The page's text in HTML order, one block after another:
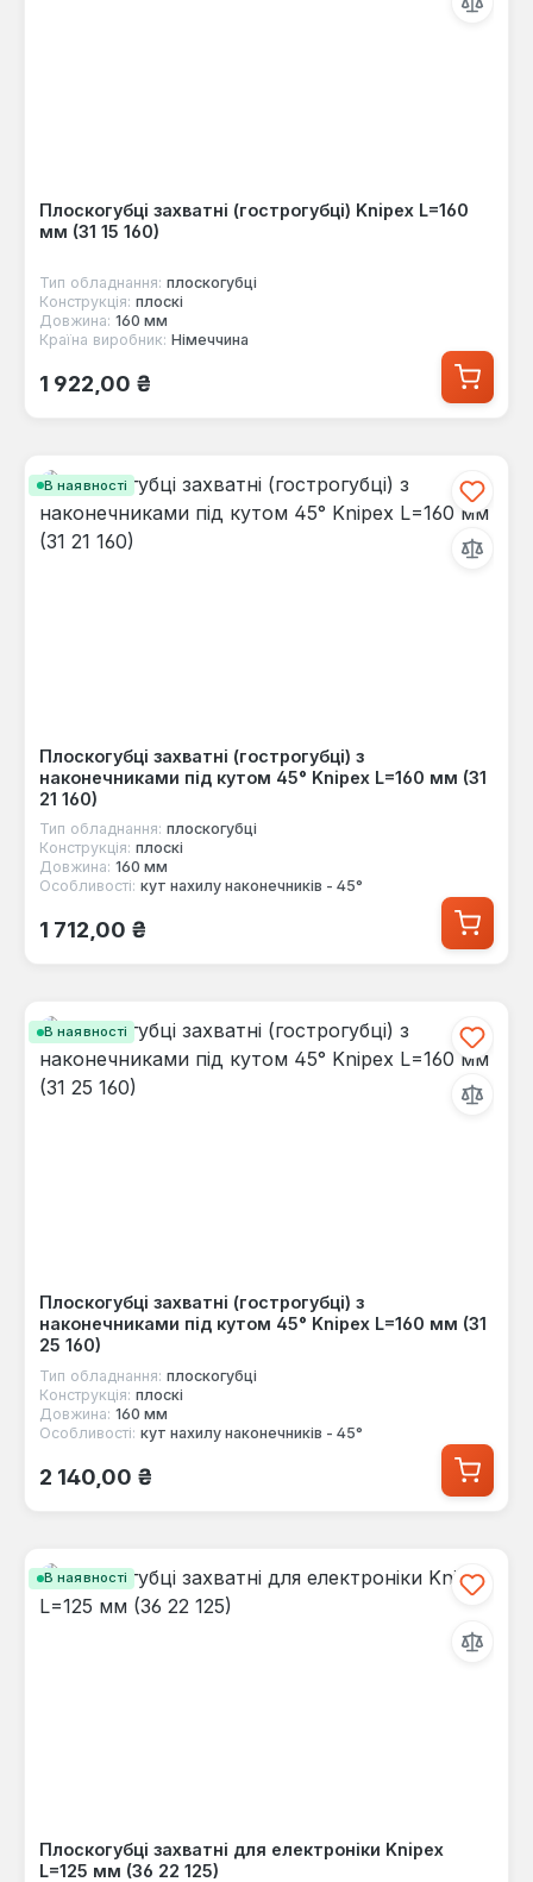
Плоскогубці захватні (гострогубці) Knipex L=160
мм (31 15 160)
Тип обладнання: плоскогубці
Конструкція: плоскі
Довжина: 160 мм
Країна виробник: Німеччина
Звичайна ціна:
1 922,00 ₴
В наявності
Плоскогубці захватні (гострогубці) з
наконечниками під кутом 45° Knipex L=160 мм (31
21 160)
Тип обладнання: плоскогубці
Конструкція: плоскі
Довжина: 160 мм
Особливості: кут нахилу наконечників - 45°
Звичайна ціна:
1 712,00 ₴
В наявності
Плоскогубці захватні (гострогубці) з
наконечниками під кутом 45° Knipex L=160 мм (31
25 160)
Тип обладнання: плоскогубці
Конструкція: плоскі
Довжина: 160 мм
Особливості: кут нахилу наконечників - 45°
Звичайна ціна:
2 140,00 ₴
В наявності
Плоскогубці захватні для електроніки Knipex
L=125 мм (36 22 125)